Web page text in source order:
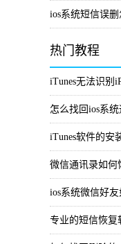
ios系统短信误删
热门教程
iTunes无法识别
怎么找回ios系
iTunes软件的安
微信通讯录如何
ios系统微信好友
专业的短信恢复